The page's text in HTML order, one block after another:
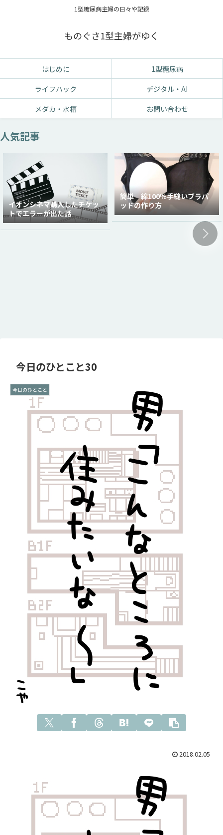
1型糖尿病主婦の日々や記録
ものぐさ1型主婦がゆく
はじめに
1型糖尿病
ライフハック
デジタル・AI
メダカ・水槽
お問い合わせ
人気記事
イオンシネマ購入したチケッ
トでエラーが出た話
簡単 綿100％手縫いブラパ
ッドの作り方
今日のひとこと30
今日のひとこと
2018.02.05